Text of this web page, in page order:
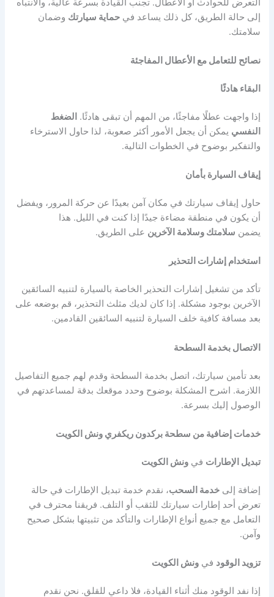
التعرض للحوادث أو الأعطال. تجنب القيادة بسرعة عالية، والانتباه
إلى حالة الطريق، كل ذلك يساعد فيحماية سيارتك وضمان
سلامتك.
نصائح للتعامل مع الأعطال المفاجئة
البقاء هادئًا
إذا واجهت عطلًا مفاجئًا، من المهم أن تبقى هادئًا. الضغط
النفسي يمكن أن يجعل الأمور أكثر صعوبة، لذا حاول الاسترخاء
والتفكير بوضوح في الخطوات التالية.
إيقاف السيارة بأمان
حاول إيقاف سيارتك في مكان آمن بعيدًا عن حركة المرور، ويفضل
أن يكون في منطقة مضاءة جيدًا إذا كنت في الليل. هذا
يضمن سلامتك وسلامة الآخرين على الطريق.
استخدام إشارات التحذير
تأكد من تشغيل إشارات التحذير الخاصة بالسيارة لتنبيه السائقين
الآخرين بوجود مشكلة. إذا كان لديك مثلث التحذير، قم بوضعه على
بعد مسافة كافية خلف السيارة لتنبيه السائقين القادمين.
الاتصال بخدمة السطحة
بعد تأمين سيارتك، اتصل بخدمة السطحة وقدم لهم جميع التفاصيل
اللازمة. اشرح المشكلة بوضوح وحدد موقعك بدقة لمساعدتهم في
الوصول إليك بسرعة.
خدمات إضافية من سطحة بركدون ريكفري ونش الكويت
تبديل الإطارات فيونش الكويت
إضافة إلىخدمة السحب، نقدم خدمة تبديل الإطارات في حالة
تعرض أحد إطارات سيارتك للثقب أو التلف. فريقنا محترف في
التعامل مع جميع أنواع الإطارات والتأكد من تثبيتها بشكل صحيح
وآمن.
تزويد الوقود فيونش الكويت
إذا نفد الوقود منك أثناء القيادة، فلا داعي للقلق. نحن نقدم